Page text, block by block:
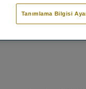
Tanımlama Bilgisi